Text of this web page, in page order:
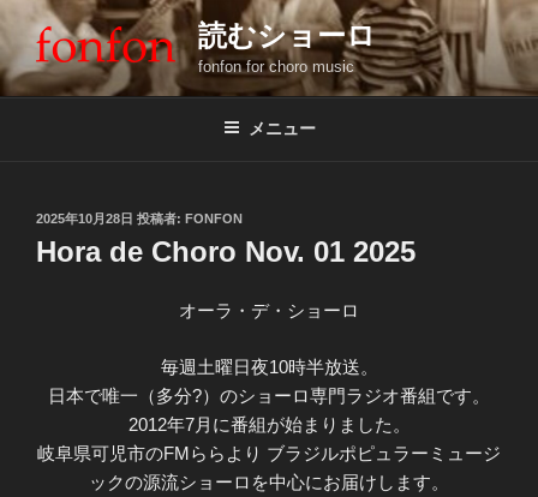
コ
テ
ン
読むショーロ
fonfon for choro music
メニュー
投
稿
日:
2025年10月28日 投稿者: FONFON
Hora de Choro Nov. 01 2025
オーラ・デ・ショーロ
毎週土曜日夜10時半放送。
日本で唯一（多分?）のショーロ専門ラジオ番組です。
2012年7月に番組が始まりました。
岐阜県可児市のFMららより ブラジルポピュラーミュージ
ックの源流ショーロを中心にお届けします。